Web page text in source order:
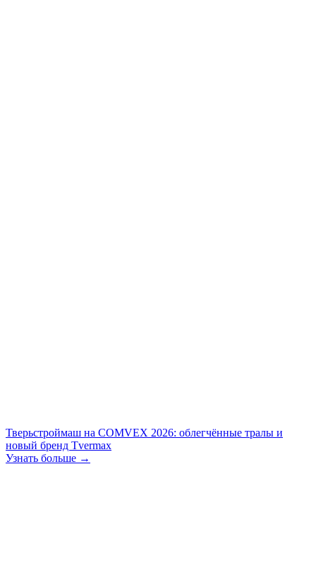
Тверьстроймаш на COMVEX 2026: облегчённые тралы и
новый бренд Tvermax
Узнать больше →